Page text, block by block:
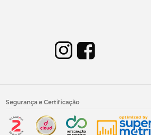
Segurança e Certificação